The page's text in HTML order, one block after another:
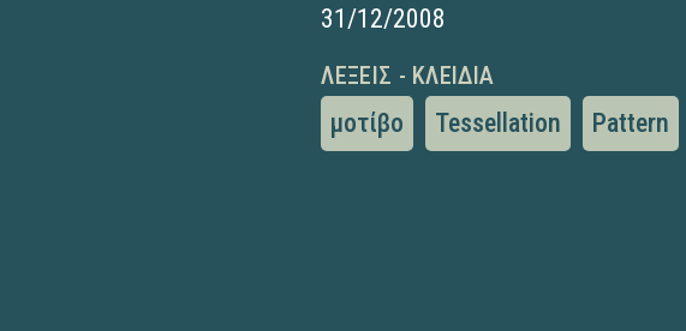
31/12/2008
ΛΈΞΕΙΣ - ΚΛΕΙΔΙΆ
μοτίβο Tessellation Pattern